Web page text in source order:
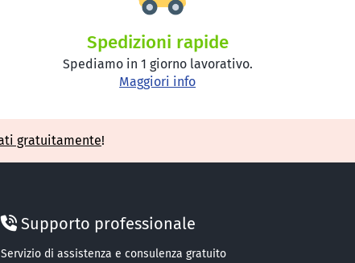
Spedizioni rapide
Spediamo in 1 giorno lavorativo.
Maggiori info
gratuitamente!
Supporto professionale
Servizio di assistenza e consulenza gratuito